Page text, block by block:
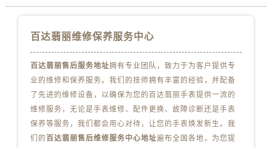
百达翡丽维修保养服务中心
百达翡丽售后服务地址拥有专业团队，致力于为客户提供专
业的维修和保养服务。我们的技师拥有丰富的经验，并配备
了先进的维修设备，以确保为您的百达翡丽手表提供一流的
维修服务，无论是手表维修、配件更换、故障诊断还是手表
保养等服务，我们都会用心对待，让您的手表焕发新生。我
们的 百达翡丽售后维修服务中心地址遍布全国各地，为您提